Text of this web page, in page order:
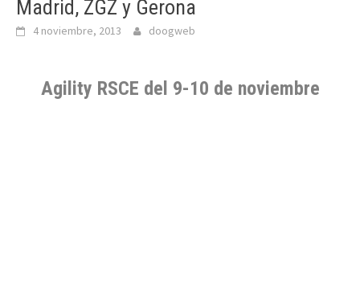
Madrid, ZGZ y Gerona
4 noviembre, 2013 doogweb
Agility RSCE del 9-10 de noviembre